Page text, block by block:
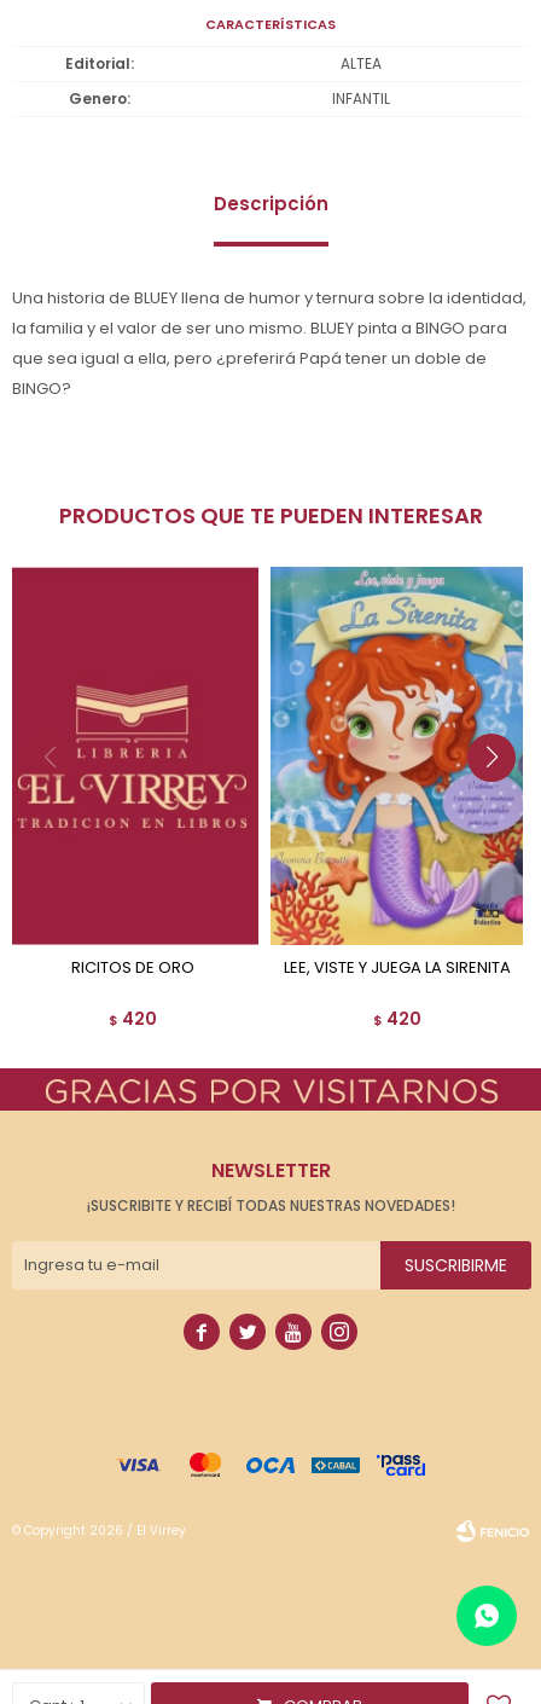
CARACTERÍSTICAS
Editorial
ALTEA
Genero
INFANTIL
Descripción
Una historia de BLUEY llena de humor y ternura sobre la identidad,
la familia y el valor de ser uno mismo. BLUEY pinta a BINGO para
que sea igual a ella, pero ¿preferirá Papá tener un doble de
BINGO?
PRODUCTOS QUE TE PUEDEN INTERESAR
RICITOS DE ORO
$ 420
LEE, VISTE Y JUEGA LA SIRENITA
$ 420
NEWSLETTER
¡SUSCRIBITE Y RECIBÍ TODAS NUESTRAS NOVEDADES!
SUSCRIBIRME
   
© Copyright 2026 / El Virrey
Fenicio